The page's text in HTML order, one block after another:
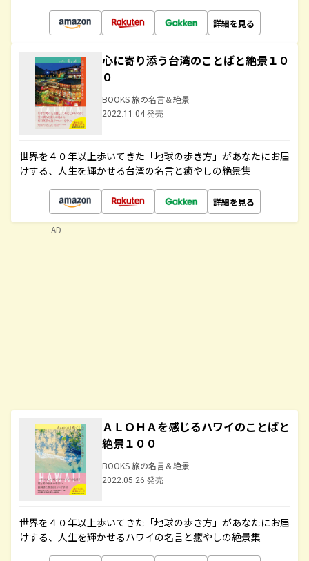
詳細を見る
心に寄り添う台湾のことばと絶景１０
０
BOOKS 旅の名言＆絶景
2022.11.04 発売
世界を４０年以上歩いてきた「地球の歩き方」があなたにお届
けする、人生を輝かせる台湾の名言と癒やしの絶景集
詳細を見る
ＡＬＯＨＡを感じるハワイのことばと
絶景１００
BOOKS 旅の名言＆絶景
2022.05.26 発売
世界を４０年以上歩いてきた「地球の歩き方」があなたにお届
けする、人生を輝かせるハワイの名言と癒やしの絶景集
AD